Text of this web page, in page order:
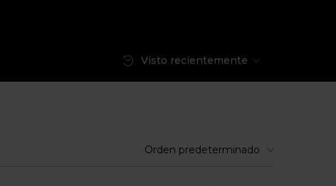
Visto recientemente
Orden predeterminado